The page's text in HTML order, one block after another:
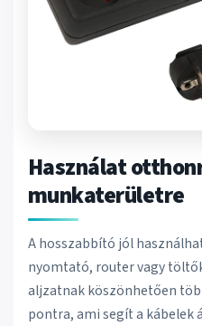
Használat
munkaterületre
A hosszabbító jól
nyomtató, router vagy
aljzatnak köszönhetően
pontra, ami segít a kábelek